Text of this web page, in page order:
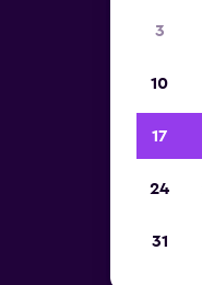
3
10
17
24
31